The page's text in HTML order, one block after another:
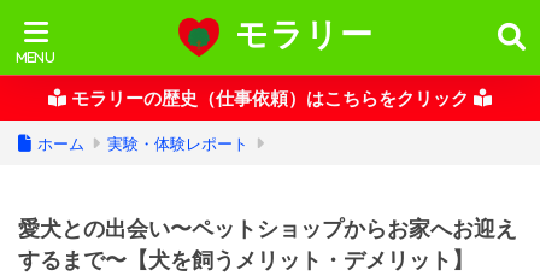
モラリー
モラリーの歴史（仕事依頼）はこちらをクリック
ホーム 実験・体験レポート
愛犬との出会い〜ペットショップからお家へお迎え
するまで〜【犬を飼うメリット・デメリット】